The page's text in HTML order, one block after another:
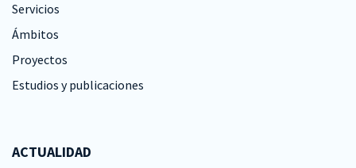
Servicios
Ámbitos
Proyectos
Estudios y publicaciones
ACTUALIDAD